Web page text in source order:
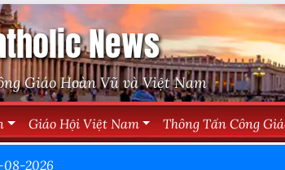
News
Giáo Hoàn Vũ và Việt Nam
Giáo Hội Việt Nam Thông Tấn Công
2026